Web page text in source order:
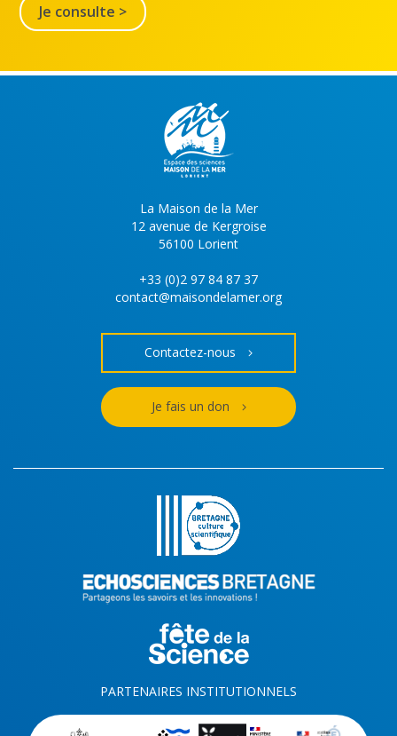
Je consulte >
La Maison de la Mer
12 avenue de Kergroise
56100 Lorient
+33 (0)2 97 84 87 37
contact@maisondelamer.org
Contactez-nous
Je fais un don
PARTENAIRES INSTITUTIONNELS